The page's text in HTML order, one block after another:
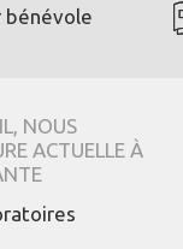
bénévole
NOUS
ACTUELLE À